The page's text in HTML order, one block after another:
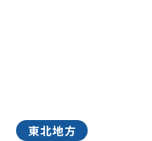
東北地方